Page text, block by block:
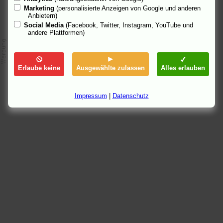
Marketing (personalisierte Anzeigen von Google und anderen
Anbietern)
Social Media (Facebook, Twitter, Instagram, YouTube und
andere Plattformen)
Erlaube keine Ausgewählte zulassen Alles erlauben
Impressum Datenschutz